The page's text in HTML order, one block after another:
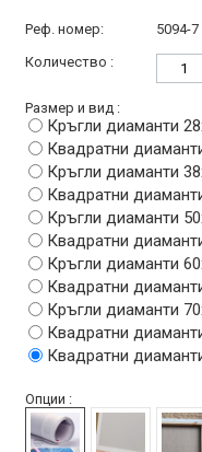
Реф. номер:
5094-7
Количество :
Размер и вид :
Кръгли диаманти
Квадратни
Кръгли диаманти
Квадратни
Кръгли диаманти
Квадратни
Кръгли диаманти
Квадратни
Кръгли диаманти
Квадратни
Квадратни
Опции :